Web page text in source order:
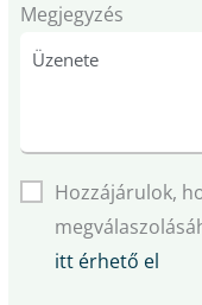
Megjegyzés
Hozzájárulok,
itt érhető el